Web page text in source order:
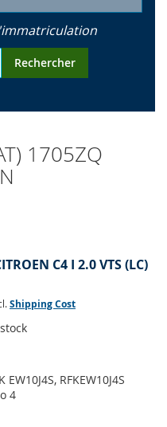
Rechercher
1705ZQ
C4 I 2.0 VTS (LC)
Shipping Cost
EW10J4S, RFKEW10J4S
4